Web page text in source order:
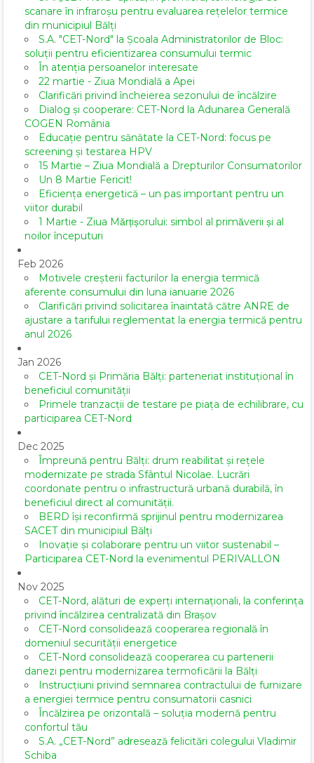
scanare în infraroșu pentru evaluarea rețelelor termice
din municipiul Bălți
S.A. "CET-Nord" la Școala Administratorilor de Bloc:
soluții pentru eficientizarea consumului termic
În atenția persoanelor interesate
22 martie - Ziua Mondială a Apei
Clarificări privind încheierea sezonului de încălzire
Dialog și cooperare: CET-Nord la Adunarea Generală
COGEN România
Educație pentru sănătate la CET-Nord: focus pe
screening și testarea HPV
15 Martie – Ziua Mondială a Drepturilor Consumatorilor
Un 8 Martie Fericit!
Eficiența energetică – un pas important pentru un
viitor durabil
1 Martie - Ziua Mărțișorului: simbol al primăverii și al
noilor începuturi
Feb 2026
Motivele creșterii facturilor la energia termică
aferente consumului din luna ianuarie 2026
Clarificări privind solicitarea înaintată către ANRE de
ajustare a tarifului reglementat la energia termică pentru
anul 2026
Jan 2026
CET-Nord și Primăria Bălți: parteneriat instituțional în
beneficiul comunității
Primele tranzacții de testare pe piața de echilibrare, cu
participarea CET-Nord
Dec 2025
Împreună pentru Bălți: drum reabilitat și rețele
modernizate pe strada Sfântul Nicolae. Lucrări
coordonate pentru o infrastructură urbană durabilă, în
beneficiul direct al comunității.
BERD își reconfirmă sprijinul pentru modernizarea
SACET din municipiul Bălți
Inovație și colaborare pentru un viitor sustenabil –
Participarea CET-Nord la evenimentul PERIVALLON
Nov 2025
CET-Nord, alături de experți internaționali, la conferința
privind încălzirea centralizată din Brașov
CET-Nord consolidează cooperarea regională în
domeniul securității energetice
CET-Nord consolidează cooperarea cu partenerii
danezi pentru modernizarea termoficării la Bălți
Instrucțiuni privind semnarea contractului de furnizare
a energiei termice pentru consumatorii casnici
Încălzirea pe orizontală – soluția modernă pentru
confortul tău
S.A. „CET-Nord” adresează felicitări colegului Vladimir
Schiba